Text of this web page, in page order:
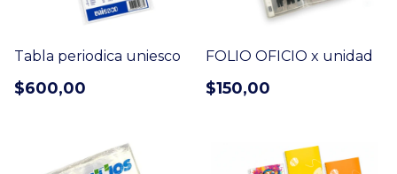
Tabla periodica uniesco
$600,00
FOLIO OFICIO x unidad
$150,00